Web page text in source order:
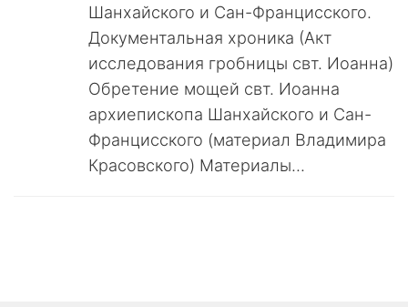
Шанхайского и Сан-Францисского.
Документальная хроника (Акт
исследования гробницы свт. Иоанна)
Обретение мощей свт. Иоанна
архиепископа Шанхайского и Сан-
Францисского (материал Владимира
Красовского) Материалы...